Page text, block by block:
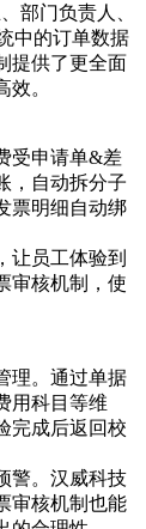
部门负责人、
中的订单数据
提供了更全面
。
受申请单&差
，自动拆分子
票明细自动绑
让员工体验到
审核机制，使
理。通过单据
用科目等维
完成后返回校
警。汉威科技
审核机制也能